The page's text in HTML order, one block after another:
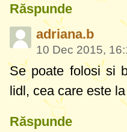
Răspunde
adriana.b
10 Dec 2015,
Se poate folosi si
lidl, cea care este
Răspunde